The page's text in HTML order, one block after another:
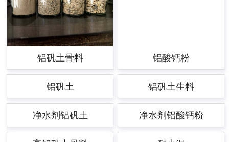
铝矾土骨料 铝酸钙粉
铝矾土 铝矾土生料
净水剂铝矾土 净水剂铝酸钙粉